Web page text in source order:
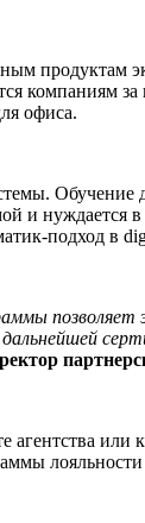
продуктам
компаниям
офиса.
и
подход в
агентства